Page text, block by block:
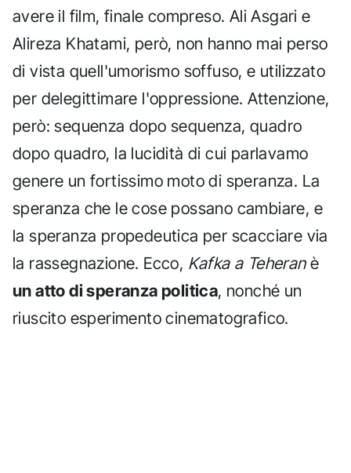
avere il film, finale compreso. Ali Asgari e
Alireza Khatami, però, non hanno mai perso
di vista quell'umorismo soffuso, e utilizzato
per delegittimare l'oppressione. Attenzione,
però: sequenza dopo sequenza, quadro
dopo quadro, la lucidità di cui parlavamo
genere un fortissimo moto di speranza. La
speranza che le cose possano cambiare, e
la speranza propedeutica per scacciare via
la rassegnazione. Ecco, Kafka a Teheranè
un atto di speranza politica, nonché un
riuscito esperimento cinematografico.